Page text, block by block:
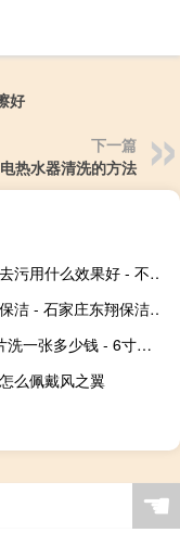
好
下一篇
热水器清洗的方法
不锈钢去污用什么效果好 - 不锈钢表面污渍处理最佳方法
石家庄保洁 - 石家庄东翔保洁服务有限公司
6寸照片洗一张多少钱 - 6寸照片洗一张15元
么佩戴风之翼
☚